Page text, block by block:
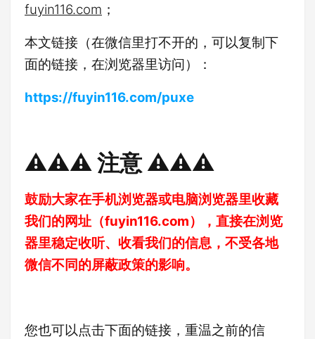
fuyin116.com ；
本文链接（在微信里打不开的，可以复制下
面的链接，在浏览器里访问）：
https://fuyin116.com/puxe
⚠️⚠️⚠️ 注意 ⚠️⚠️⚠️
鼓励大家在手机浏览器或电脑浏览器里收藏
我们的网址（fuyin116.com），直接在浏览
器里稳定收听、收看我们的信息，不受各地
微信不同的屏蔽政策的影响。
您也可以点击下面的链接，重温之前的信